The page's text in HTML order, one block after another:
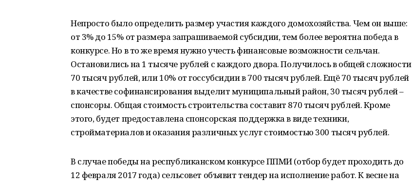
Непросто было определить размер участия каждого домохозяйства. Чем он выше:
от 3% до 15% от размера запрашиваемой субсидии, тем более вероятна победа в
конкурсе. Но в то же время нужно учесть финансовые возможности сельчан.
Остановились на 1 тысяче рублей с каждого двора. Получилось в общей сложности
70 тысяч рублей, или 10% от госсубсидии в 700 тысяч рублей. Ещё 70 тысяч рублей
в качестве софинансирования выделит муниципальный район, 30 тысяч рублей –
спонсоры. Общая стоимость строительства составит 870 тысяч рублей. Кроме
этого, будет предоставлена спонсорская поддержка в виде техники,
стройматериалов и оказания различных услуг стоимостью 300 тысяч рублей.
В случае победы на республиканском конкурсе ППМИ (отбор будет проходить до
12 февраля 2017 года) сельсовет объявит тендер на исполнение работ. К весне на